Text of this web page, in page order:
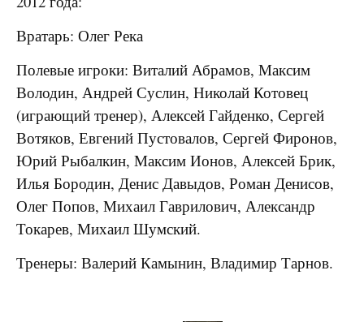
Вратарь: Олег Река
Полевые игроки: Виталий Абрамов, Максим
Володин, Андрей Суслин, Николай Котовец
(играющий тренер), Алексей Гайденко, Сергей
Вотяков, Евгений Пустовалов, Сергей Фиронов,
Юрий Рыбалкин, Максим Ионов, Алексей Брик,
Илья Бородин, Денис Давыдов, Роман Денисов,
Олег Попов, Михаил Гаврилович, Александр
Токарев, Михаил Шумский.
Тренеры: Валерий Камынин, Владимир Тарнов.